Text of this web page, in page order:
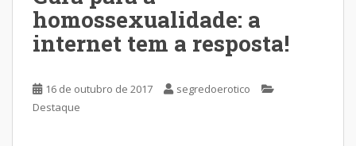
homossexualidade: a
internet tem a resposta!
16 de outubro de 2017
segredoerotico
Destaque